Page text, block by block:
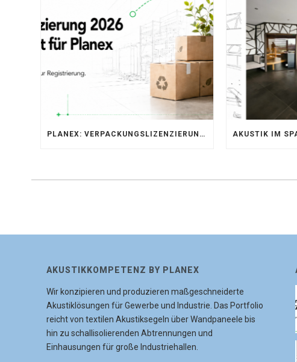
PLANEX: VERPACKUNGSLIZENZIERUNG ÜBER LIZENZERO & LUCID 2026
AKUSTIKKOMPETENZ BY PLANEX
Wir konzipieren und produzieren maßgeschneiderte
Akustiklösungen für Gewerbe und Industrie. Das Portfolio
reicht von textilen Akustiksegeln über Wandpaneele bis
hin zu schallisolierenden Abtrennungen und
Einhausungen für große Industriehallen.